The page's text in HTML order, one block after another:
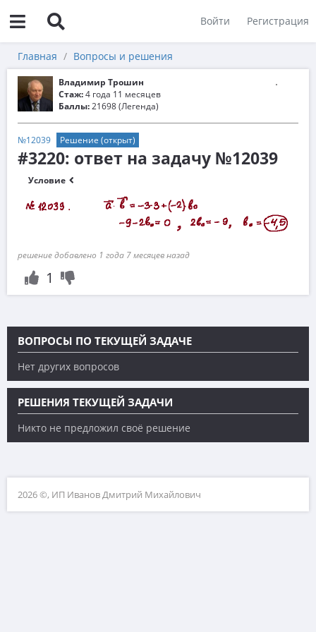
Войти Регистрация
Главная Вопросы и решения
Владимир Трошин
Стаж:4 года 11 месяцев
Баллы:21698 (Легенда)
№12039 Решение (открыт)
#3220: ответ на задачу №12039
Условие
решение добавлено 1 года 7 месяцев назад
1
ВОПРОСЫ ПО ТЕКУЩЕЙ ЗАДАЧЕ
Нет других вопросов
РЕШЕНИЯ ТЕКУЩЕЙ ЗАДАЧИ
Никто не предложил своё решение
2026 ©, ИП Иванов Дмитрий Михайлович